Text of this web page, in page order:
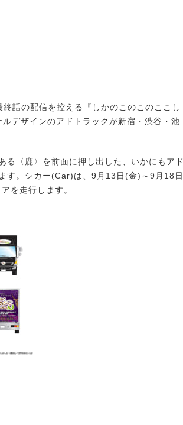
話の配信を控える『しかのこのこのここし
デザインのアドトラックが新宿・渋谷・池
〈鹿〉を前面に押し出した、いかにもアド
す。シカー(Car)は、9月13日(金)～9月18日
を走行します。